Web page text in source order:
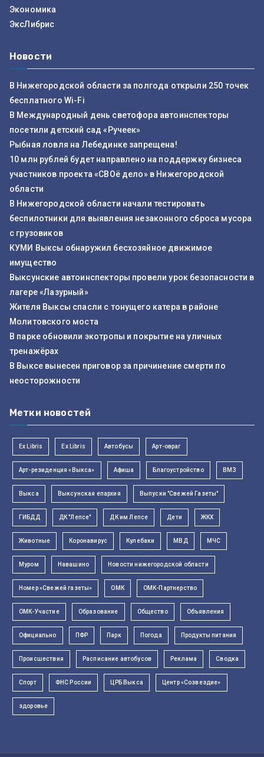
Экономика
ЭксЛибрис
Новости
В Нижегородской области за полгода открыли 250 точек
бесплатного Wi-Fi
В Международный день светофора автоинспекторы
посетили детский сад «Ручеек»
Рыбная ловля на Лебединке запрещена!
10 млн рублей будет направлено на поддержку бизнеса
участников проекта «СВОё дело» в Нижегородской
области
В Нижегородской области начали тестировать
беспилотники для выявления незаконного сброса мусора
с грузовиков
КУМИ Выксы обнаружил бесхозяйное движимое
имущество
Выксунские автоинспекторы провели урок безопасности в
лагере «Лазурный»
Жителя Выксы спасли с тонущего катера в районе
Молитовского моста
В парке обновили экотропы и покрытие на уличных
тренажёрах
В Выксе вынесен приговор за причинение смерти по
неосторожности
Метки новостей
Ex Libris Ex Libris Автобусы Арт-овраг
Арт-резиденция «Выкса» Афиша Благоустройство ВМЗ
Выкса Выксунская епархия Выпуски "Свежей Газеты"
ГИБДД ДК "Лепсе" ДК им Лепсе Дети ЖКХ
Животные Коронавирус Кулебаки МВД МЧС
Муром Навашино Новости нижегородской области
Номер «Свежей газеты» ОМК ОМК-Партнерство
ОМК-Участие Образование Общество Объявления
Официально ПФР Парк Погода Продукты питания
Происшествия Расписание автобусов Реклама Сводка
Спорт ФНС России ЦРБ Выкса Центр «Созвездие»
здоровье